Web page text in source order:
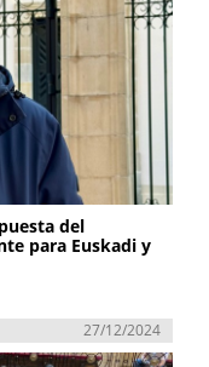
del
para Euskadi y
27/12/2024